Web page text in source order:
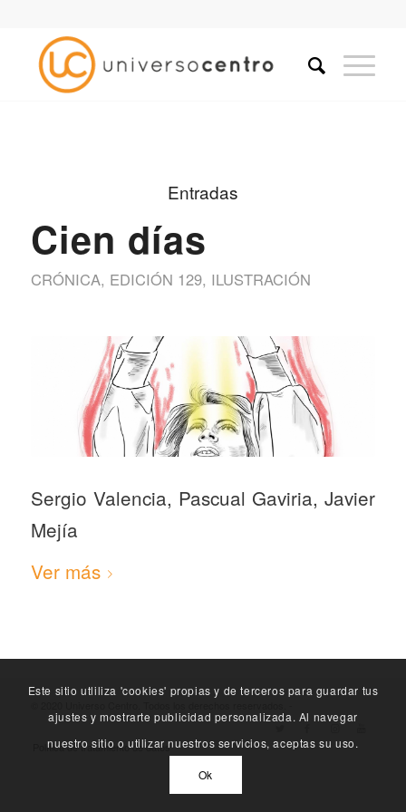
Entradas
Cien días
CRÓNICA, EDICIÓN 129, ILUSTRACIÓN
Sergio Valencia, Pascual Gaviria, Javier
Mejía
Ver más
Política de tratamiento de datos
Este sitio utliliza 'cookies' propias y de terceros para guardar tus
ajustes y mostrarte publicidad personalizada. Al navegar
nuestro sitio o utilizar nuestros servicios, aceptas su uso.
Ok